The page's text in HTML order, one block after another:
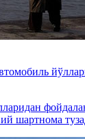
шартнома